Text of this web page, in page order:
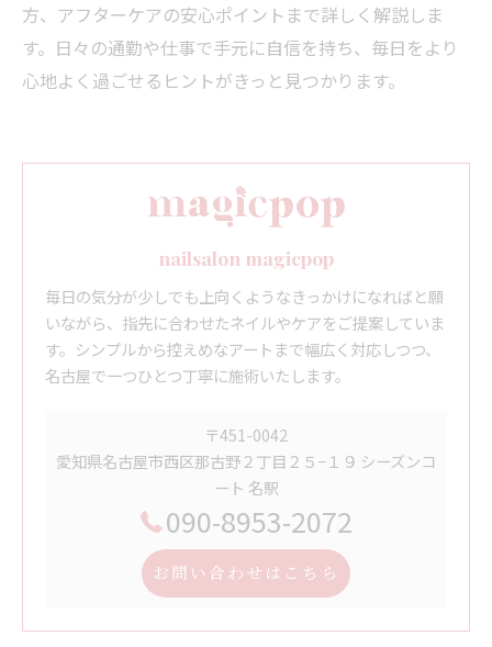
方、アフターケアの安心ポイントまで詳しく解説しま
す。日々の通勤や仕事で手元に自信を持ち、毎日をより
心地よく過ごせるヒントがきっと見つかります。
nailsalon magicpop
毎日の気分が少しでも上向くようなきっかけになればと願
いながら、指先に合わせたネイルやケアをご提案していま
す。シンプルから控えめなアートまで幅広く対応しつつ、
名古屋で一つひとつ丁寧に施術いたします。
〒451-0042
愛知県名古屋市西区那古野２丁目２５−１９ シーズンコ
ート 名駅
090-8953-2072
お問い合わせはこちら